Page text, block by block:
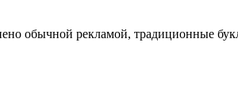
обычной рекламой, традиционные